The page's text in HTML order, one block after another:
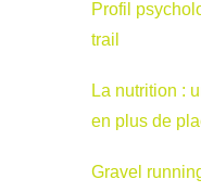
Profil
trail
La nutrition :
en plus de
Gravel